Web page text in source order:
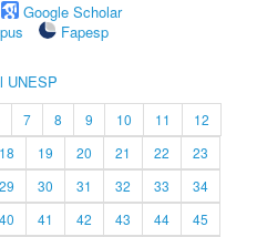
Google Scholar
Fapesp
UNESP
7 8 9 10 11
12
18 19 20 21 22
23
29 30 31 32 33
34
40 41 42 43 44
45